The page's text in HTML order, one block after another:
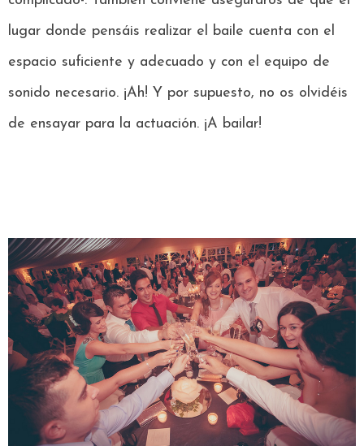
lugar donde pensáis realizar el baile cuenta con el
espacio suficiente y adecuado y con el equipo de
sonido necesario. ¡Ah! Y por supuesto, no os olvidéis
de ensayar para la actuación. ¡A bailar!